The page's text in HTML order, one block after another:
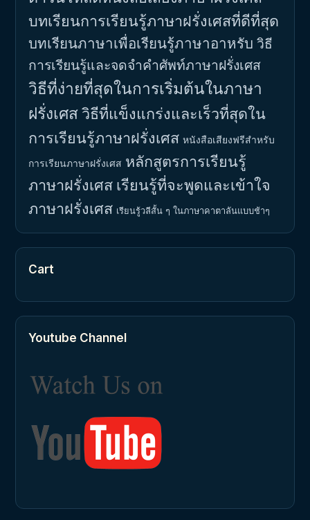
บทเรียนการเรียนรู้ภาษาฝรั่งเศสที่ดีที่สุด
บทเรียนภาษาเพื่อเรียนรู้ภาษาอาหรับ วิธี
การเรียนรู้และจดจำคำศัพท์ภาษาฝรั่งเศส
วิธีที่ง่ายที่สุดในการเริ่มต้นในภาษา
ฝรั่งเศสวิธีที่แข็งแกร่งและเร็วที่สุดใน
การเรียนรู้ภาษาฝรั่งเศส หนังสือเสียงฟรีสำหรับ
การเรียนภาษาฝรั่งเศส หลักสูตรการเรียนรู้
ภาษาฝรั่งเศส เรียนรู้ที่จะพูดและเข้าใจ
ภาษาฝรั่งเศส เรียนรู้วลีสั้น ๆ ในภาษาคาตาลันแบบช้าๆ
Cart
Youtube Channel